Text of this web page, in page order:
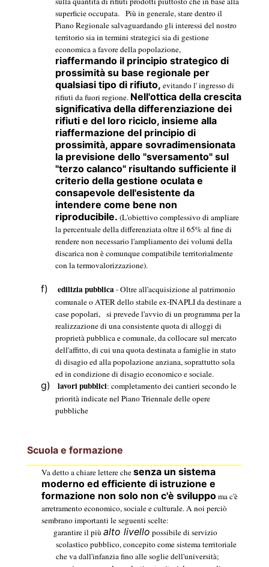
superficie occupata. Più in generale, stare dentro il
Piano Regionale salvaguardando gli interessi del nostro
territorio sia in termini strategici sia di gestione
economica a favore della popolazione,
riaffermando il principio strategico di
prossimità su base regionale per
qualsiasi tipo di rifiuto, evitando l' ingresso di
rifiuti da fuori regione. Nell'ottica della crescita
significativa della differenziazione dei
rifiuti e del loro riciclo, insieme alla
riaffermazione del principio di
prossimità, appare sovradimensionata
la previsione dello "sversamento" sul
"terzo calanco" risultando sufficiente il
criterio della gestione oculata e
consapevole dell'esistente da
intendere come bene non
riproducibile. (L'obiettivo complessivo di ampliare
la percentuale della differenziata oltre il 65% al fine di
rendere non necessario l'ampliamento dei volumi della
discarica non è comunque compatibile territorialmente
con la termovalorizzazione).
f) edilizia pubblica- Oltre all'acquisizione al patrimonio
comunale o ATER dello stabile ex-INAPLI da destinare a
case popolari, si prevede l'avvio di un programma per la
realizzazione di una consistente quota di alloggi di
proprietà pubblica e comunale, da collocare sul mercato
dell'affitto, di cui una quota destinata a famiglie in stato
di disagio ed alla popolazione anziana, soprattutto sola
ed in condizione di disagio economico e sociale.
g) lavori pubblici: completamento dei cantieri secondo le
priorità indicate nel Piano Triennale delle opere
pubbliche
Scuola e formazione
Va detto a chiare lettere chesenza un sistema
moderno ed efficiente di istruzione e
formazione non solo non c'è sviluppoma c'è
arretramento economico, sociale e culturale. A noi perciò
sembrano importanti le seguenti scelte:
garantire il più alto livello possibile di servizio
scolastico pubblico, concepito come sistema territoriale
che va dall'infanzia fino alle soglie dell'università;